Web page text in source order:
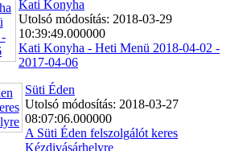
Kati Konyha
Utolsó módosítás: 2018-03-29
10:39:49.000000
Kati Konyha - Heti Menü 2018-04-02 -
2017-04-06
Süti Éden
Utolsó módosítás: 2018-03-27
08:07:06.000000
A Süti Éden felszolgálót keres
Kézdivásárhelyre